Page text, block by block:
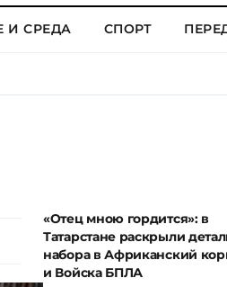
И СРЕДА СПОРТ
«Отец мною гордится»: в
Татарстане раскрыли
набора в Африканский
и Войска БПЛА